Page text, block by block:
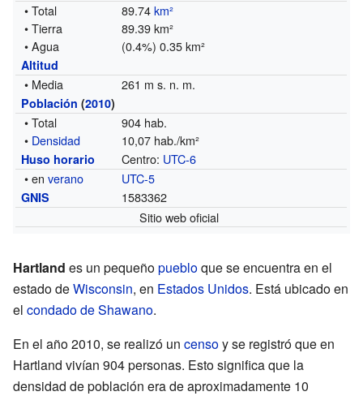
• Total 89.74km²
• Tierra
89.39 km²
• Agua
(0.4%) 0.35 km²
Altitud
• Media 261 m s. n. m.
Población (2010)
• Total
904 hab.
• Densidad 10,07 hab./km²
Huso horario Centro: UTC-6
• enverano UTC-5
GNIS
1583362
Sitio web oficial
Hartland es un pequeñopuebloque se encuentra en el
estado deWisconsin, en Estados Unidos. Está ubicado en
el condado de Shawano.
En el año 2010, se realizó un censoy se registró que en
Hartland vivían 904 personas. Esto significa que la
densidad de población era de aproximadamente 10